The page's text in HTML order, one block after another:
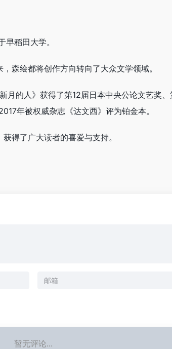
稻田大学。
森绘都将创作方向转向了大众文学领域。
的人》获得了第12届日本中央公论文艺奖
年被权威杂志《达文西》评为铂金本。
得了广大读者的喜爱与支持。
暂无评论...